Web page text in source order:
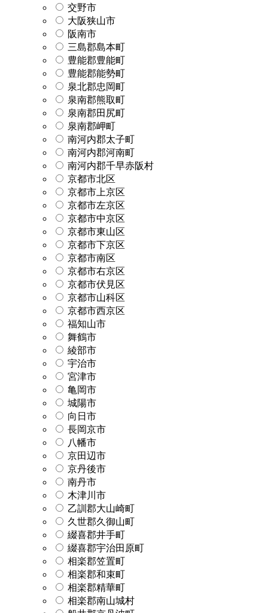
交野市
大阪狭山市
阪南市
三島郡島本町
豊能郡豊能町
豊能郡能勢町
泉北郡忠岡町
泉南郡熊取町
泉南郡田尻町
泉南郡岬町
南河内郡太子町
南河内郡河南町
南河内郡千早赤阪村
京都市北区
京都市上京区
京都市左京区
京都市中京区
京都市東山区
京都市下京区
京都市南区
京都市右京区
京都市伏見区
京都市山科区
京都市西京区
福知山市
舞鶴市
綾部市
宇治市
宮津市
亀岡市
城陽市
向日市
長岡京市
八幡市
京田辺市
京丹後市
南丹市
木津川市
乙訓郡大山崎町
久世郡久御山町
綴喜郡井手町
綴喜郡宇治田原町
相楽郡笠置町
相楽郡和束町
相楽郡精華町
相楽郡南山城村